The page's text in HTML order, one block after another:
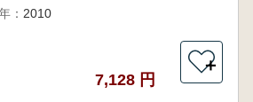
： 2010
7,128 円
＋